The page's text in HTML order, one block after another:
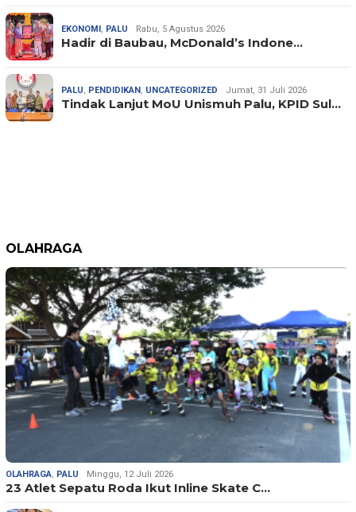
EKONOMI, PALU Rabu, 5 Agustus 2026
Hadir di Baubau, McDonald’s Indone…
PALU, PENDIDIKAN, UNCATEGORIZED Jumat, 31 Juli 2026
Tindak Lanjut MoU Unismuh Palu, KPID Sul…
OLAHRAGA
OLAHRAGA, PALU Minggu, 12 Juli 2026
23 Atlet Sepatu Roda Ikut Inline Skate C…